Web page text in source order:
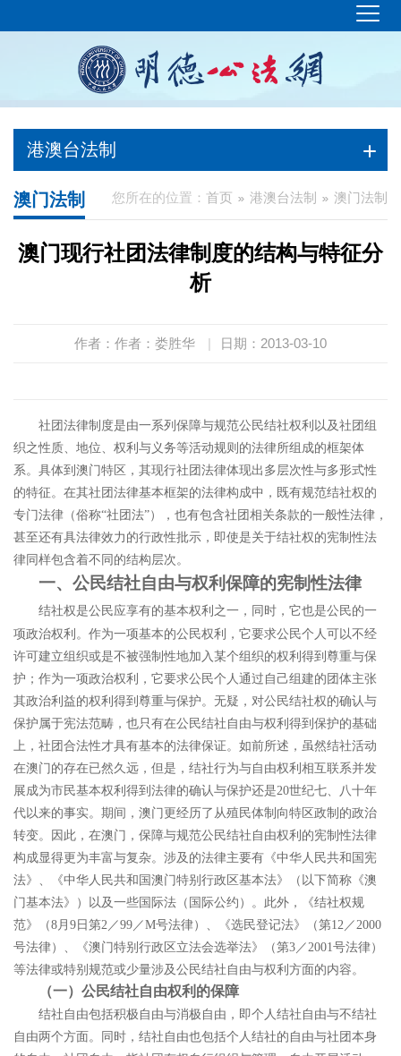
港澳台法制
您所在的位置： 首页 港澳台法制 澳门法制
澳门法制
澳门现行社团法律制度的结构与特征分
析
作者：作者：娄胜华 | 日期：2013-03-10
社团法律制度是由一系列保障与规范公民结社权利以及社团组
织之性质、地位、权利与义务等活动规则的法律所组成的框架体
系。具体到澳门特区，其现行社团法律体现出多层次性与多形式性
的特征。在其社团法律基本框架的法律构成中，既有规范结社权的
专门法律（俗称“社团法”），也有包含社团相关条款的一般性法律，
甚至还有具法律效力的行政性批示， 即使是关于结社权的宪制性法
律同样包含着不同的结构层次。
一、公民结社自由与权利保障的宪制性法律
结社权是公民应享有的基本权利之一，同时，它也是公民的一
项政治权利。作为一项基本的公民权利，它要求公民个人可以不经
许可建立组织或是不被强制性地加入某个组织的权利得到尊重与保
护；作为一项政治权利，它要求公民个人通过自己组建的团体主张
其政治利益的权利得到尊重与保护。无疑，对公民结社权的确认与
保护属于宪法范畴，也只有在公民结社自由与权利得到保护的基础
上，社团合法性才具有基本的法律保证。如前所述，虽然结社活动
在澳门的存在已然久远，但是，结社行为与自由权利相互联系并发
展成为市民基本权利得到法律的确认与保护还是20世纪七、八十年
代以来的事实。期间，澳门更经历了从殖民体制向特区政制的政治
转变。因此，在澳门，保障与规范公民结社自由权利的宪制性法律
构成显得更为丰富与复杂。涉及的法律主要有《中华人民共和国宪
法》、
《中华人民共和国澳门特别行政区基本法》（以下简称《澳
门基本法》）以及一些国际法（国际公约）。此外，《结社权规
范》（8月 9 日第2／99／M号法律）、《选民登记法》（第12／2000
号法律）、《澳门特别行政区立法会选举法》（第3／2001号法律）
等法律或特别规范或少量涉及公民结社自由与权利方面的内容。
（一）公民结社自由权利的保障
结社自由包括积极自由与消极自由，即个人结社自由与不结社
自由两个方面。同时，结社自由也包括个人结社的自由与社团本身